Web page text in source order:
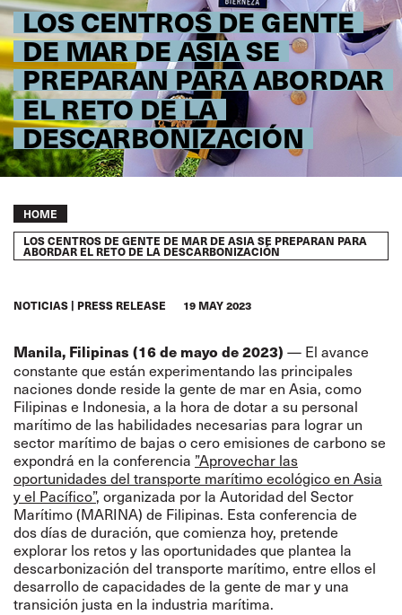
LOS CENTROS DE GENTE
DE MAR DE ASIA SE
PREPARAN PARA ABORDAR
EL RETO DE LA
DESCARBONIZACIÓN
Breadcrumb
HOME
LOS CENTROS DE GENTE DE MAR DE ASIA SE PREPARAN PARA
ABORDAR EL RETO DE LA DESCARBONIZACIÓN
NOTICIAS PRESS RELEASE 19 MAY 2023
Manila, Filipinas (16 de mayo de 2023) — El avance
constante que están experimentando las principales
naciones donde reside la gente de mar en Asia, como
Filipinas e Indonesia, a la hora de dotar a su personal
marítimo de las habilidades necesarias para lograr un
sector marítimo de bajas o cero emisiones de carbono se
expondrá en la conferencia ”Aprovechar las
oportunidades del transporte marítimo ecológico en Asia
y el Pacífico”, organizada por la Autoridad del Sector
Marítimo (MARINA) de Filipinas. Esta conferencia de
dos días de duración, que comienza hoy, pretende
explorar los retos y las oportunidades que plantea la
descarbonización del transporte marítimo, entre ellos el
desarrollo de capacidades de la gente de mar y una
transición justa en la industria marítima.